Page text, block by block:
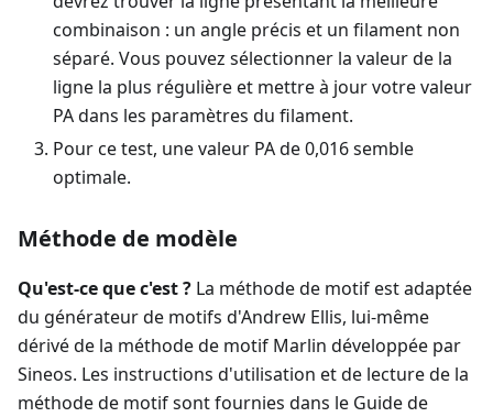
combinaison : un angle précis et un filament non
séparé. Vous pouvez sélectionner la valeur de la
ligne la plus régulière et mettre à jour votre valeur
PA dans les paramètres du filament.
Pour ce test, une valeur PA de 0,016 semble
optimale.
Méthode de modèle
Qu'est-ce que c'est ? La méthode de motif est adaptée
du générateur de motifs d'Andrew Ellis, lui-même
dérivé de la méthode de motif Marlin développée par
Sineos. Les instructions d'utilisation et de lecture de la
méthode de motif sont fournies dans le Guide de